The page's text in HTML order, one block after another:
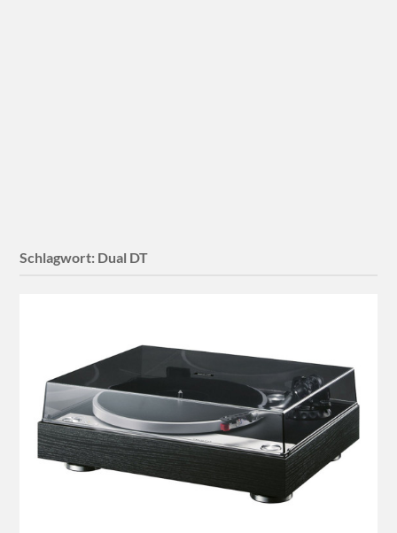
Schlagwort: Dual DT